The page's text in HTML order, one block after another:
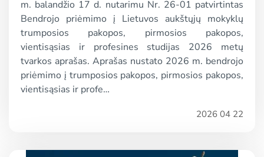
m. balandžio 17 d. nutarimu Nr. 26-01 patvirtintas
Bendrojo priėmimo į Lietuvos aukštųjų mokyklų
trumposios pakopos, pirmosios pakopos,
vientisąsias ir profesines studijas 2026 metų
tvarkos aprašas. Aprašas nustato 2026 m. bendrojo
priėmimo į trumposios pakopos, pirmosios pakopos,
vientisąsias ir profe…
2026 04 22